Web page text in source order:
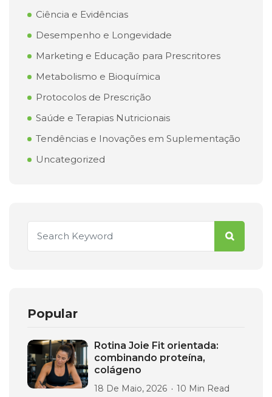
Ciência e Evidências
Desempenho e Longevidade
Marketing e Educação para Prescritores
Metabolismo e Bioquímica
Protocolos de Prescrição
Saúde e Terapias Nutricionais
Tendências e Inovações em Suplementação
Uncategorized
Popular
Rotina Joie Fit orientada:
combinando proteína,
colágeno
18 De Maio, 2026 10 Min Read